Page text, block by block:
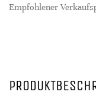
Empfohlener